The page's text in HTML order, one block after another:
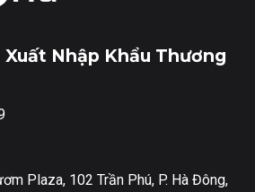
Xuất Nhập Khẩu Thương
Plaza, 102 Trần Phú, P. Hà Đông,